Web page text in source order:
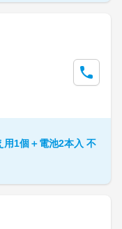
用1個＋電池2本入 不